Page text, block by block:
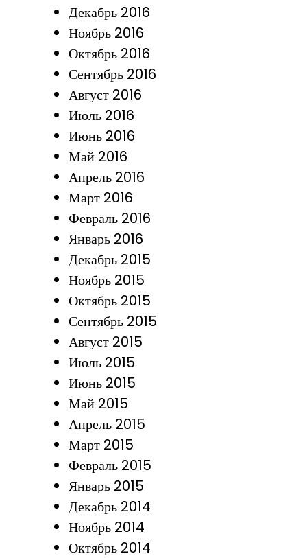
Декабрь 2016
Ноябрь 2016
Октябрь 2016
Сентябрь 2016
Август 2016
Июль 2016
Июнь 2016
Май 2016
Апрель 2016
Март 2016
Февраль 2016
Январь 2016
Декабрь 2015
Ноябрь 2015
Октябрь 2015
Сентябрь 2015
Август 2015
Июль 2015
Июнь 2015
Май 2015
Апрель 2015
Март 2015
Февраль 2015
Январь 2015
Декабрь 2014
Ноябрь 2014
Октябрь 2014